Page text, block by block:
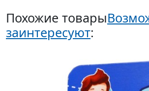
Похожие товары
заинтересуют: